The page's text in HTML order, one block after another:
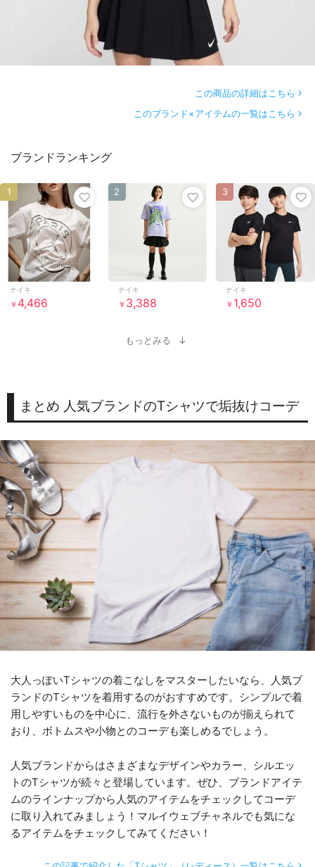
この商品の詳細はこちら
このブランド×アイテムの一覧はこちら
ブランドランキング
ナイキ
￥ 4,466
1
ナイキ
￥ 3,388
2
ナイキ
￥ 1,650
3
もっとみる
まとめ 人気ブランドのTシャツで垢抜けコーデ
大人っぽいTシャツの着こなしをマスターしたいなら、人気ブ
ランドのTシャツを着用するのがおすすめです。シンプルで着
用しやすいものを中心に、流行を外さないものが揃えられて
おり、ボトムスや小物とのコーデも楽しめるでしょう。
人気ブランドからはさまざまなデザインやカラー、シルエッ
トのTシャツが続々と登場しています。ぜひ、ブランドアイテ
ムのラインナップから人気のアイテムをチェックしてコーデ
に取り入れてみましょう！マルイウェブチャネルでも気にな
るアイテムをチェックしてみてください！